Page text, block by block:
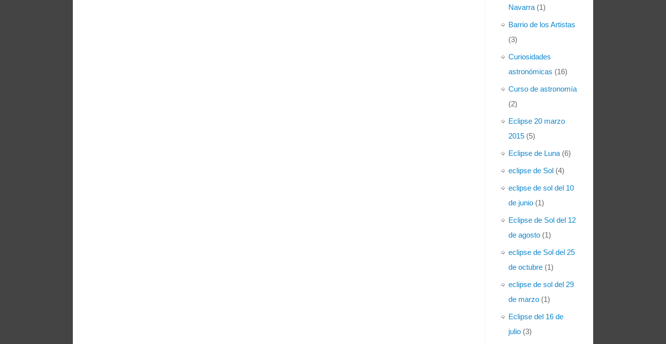
Navarra (1)
Barrio de los Artistas
(3)
Curiosidades
astronómicas (16)
Curso de astronomía
(2)
Eclipse 20 marzo
2015 (5)
Eclipse de Luna (6)
eclipse de Sol (4)
eclipse de sol del 10
de junio (1)
Eclipse de Sol del 12
de agosto (1)
eclipse de Sol del 25
de octubre (1)
eclipse de sol del 29
de marzo (1)
Eclipse del 16 de
julio (3)